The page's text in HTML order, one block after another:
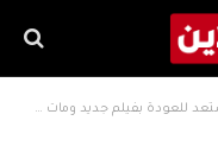
بفيلم جديد ومات ديمون مرشح للبطولة